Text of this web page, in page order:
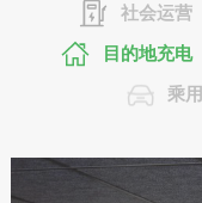
社会运营
目的地充电
乘